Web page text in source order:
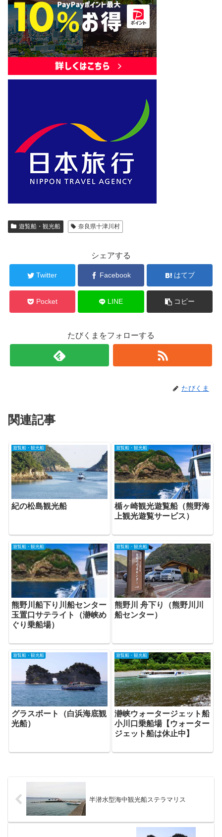
遊覧船・観光船 奈良県十津川村
シェアする
Twitter Facebook はてブ
Pocket LINE コピー
たびくまをフォローする
たびくま
関連記事
遊覧船・観光船
紀の松島観光船
遊覧船・観光船
楯ヶ崎観光遊覧船（熊野海
上観光遊覧サービス）
遊覧船・観光船
熊野川船下り川船センター
玉置口サテライト（瀞峡め
ぐり乗船場）
遊覧船・観光船
熊野川 舟下り（熊野川川
船センター）
遊覧船・観光船
グラスボート（白浜海底観
光船）
遊覧船・観光船
瀞峡ウォータージェット船
小川口乗船場【ウォーター
ジェット船は休止中】
半潜水型海中観光船ステラマリス